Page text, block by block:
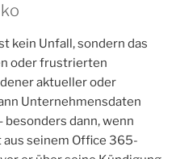
kein Unfall, sondern das
oder frustrierten
aktueller oder
Unternehmensdaten
dann, wenn
seinem Office 365-